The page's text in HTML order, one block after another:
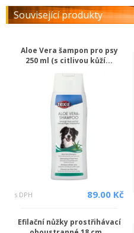
Související produkty
Aloe Vera šampon pro psy
250 ml (s citlivou kůží...
s DPH 89.00 Kč
Efilační nůžky prostřihávací